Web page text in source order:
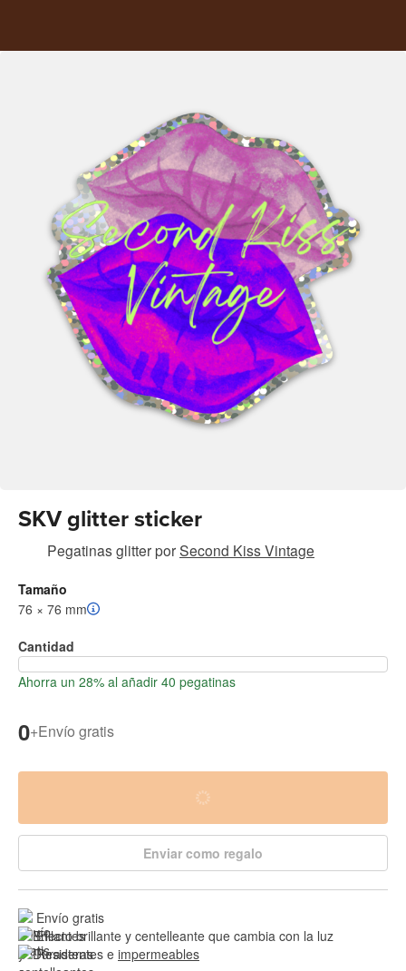
SKV glitter sticker
Pegatinas glitterporSecond Kiss Vintage
Tamaño
76 × 76 mm
Cantidad
Ahorra un 28% al añadir 40 pegatinas
0+Envío gratis
Enviar como regalo
Envío gratis
Efecto brillante y centelleante que cambia con la luz
Resistentes e impermeables